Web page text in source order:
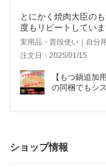
とにかく焼肉大臣の
度もリピートしていま
実用品・普段使い｜自分
注文日：2025/01/15
【もつ鍋追加
の同梱でもシ
ショップ情報